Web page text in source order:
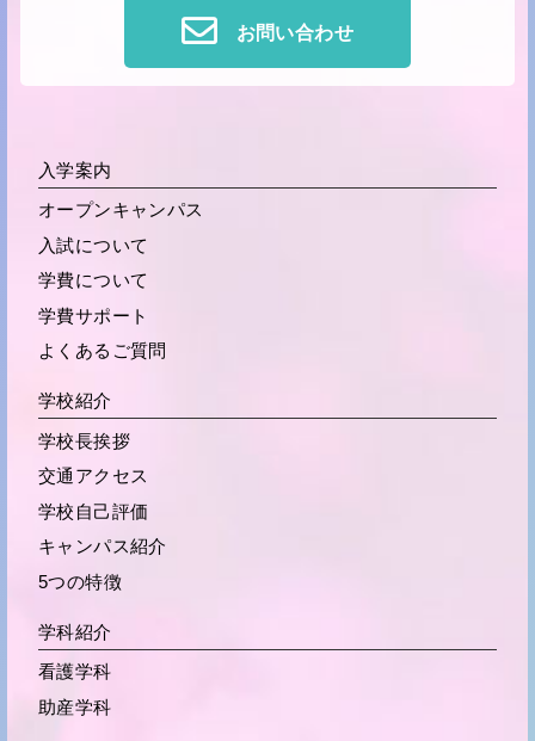
お問い合わせ
入学案内
オープンキャンパス
入試について
学費について
学費サポート
よくあるご質問
学校紹介
学校長挨拶
交通アクセス
学校自己評価
キャンパス紹介
5つの特徴
学科紹介
看護学科
助産学科